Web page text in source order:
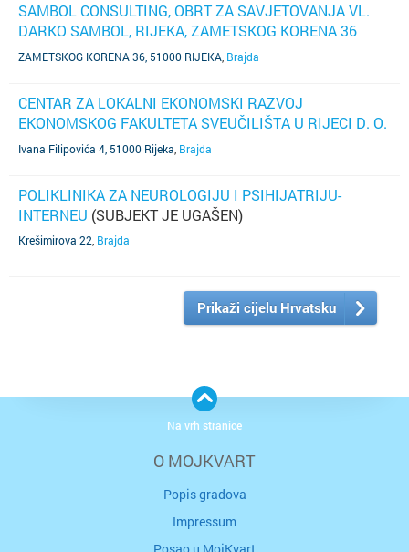
SAMBOL CONSULTING, OBRT ZA SAVJETOVANJA VL.
DARKO SAMBOL, RIJEKA, ZAMETSKOG KORENA 36
(SUBJEKT NIJE AŽURIRAO PODATKE)
ZAMETSKOG KORENA 36, 51000 RIJEKA Brajda
CENTAR ZA LOKALNI EKONOMSKI RAZVOJ
EKONOMSKOG FAKULTETA SVEUČILIŠTA U RIJECI D. O.
O.(SUBJEKT JE UGAŠEN)
Ivana Filipovića 4, 51000 Rijeka Brajda
POLIKLINIKA ZA NEUROLOGIJU I PSIHIJATRIJU-
INTERNEU (SUBJEKT JE UGAŠEN)
Krešimirova 22 Brajda
Prikaži cijelu Hrvatsku
O MOJKVART
Popis gradova
Impressum
Na vrh stranice